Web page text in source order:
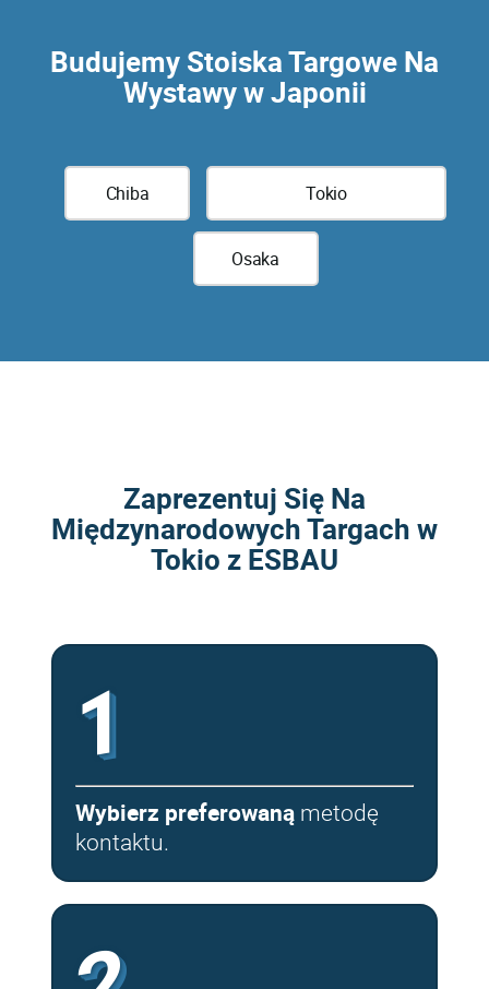
Budujemy Stoiska Targowe Na
Wystawy w Japonii
Chiba Tokio
Osaka
Zaprezentuj Się Na
Międzynarodowych Targach w
Tokio z ESBAU
1
Wybierz preferowaną metodę
kontaktu.